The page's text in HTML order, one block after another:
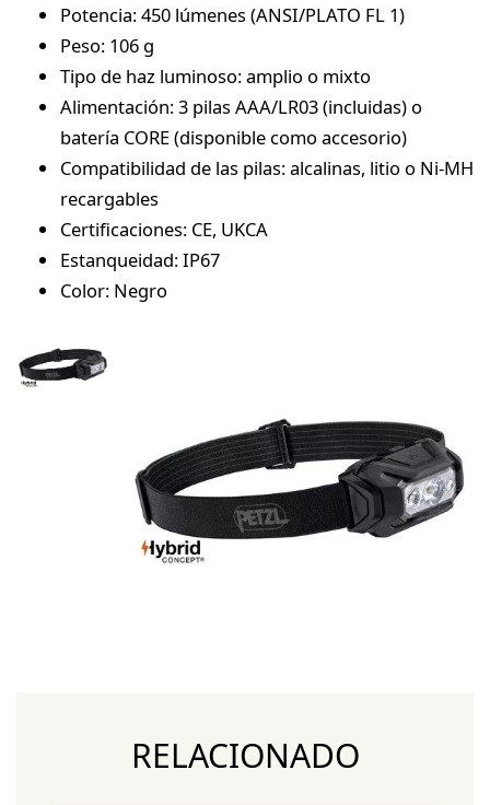
Potencia: 450 lúmenes (ANSI/PLATO FL 1)
Peso: 106 g
Tipo de haz luminoso: amplio o mixto
Alimentación: 3 pilas AAA/LR03 (incluidas) o
batería CORE (disponible como accesorio)
Compatibilidad de las pilas: alcalinas, litio o Ni-MH
recargables
Certificaciones: CE, UKCA
Estanqueidad: IP67
Color: Negro
RELACIONADO